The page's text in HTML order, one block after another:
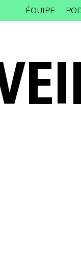
ÉQUIPE